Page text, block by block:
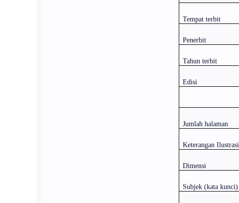
Tempat terbit
Penerbit
Tahun terbit
Edisi
Jumlah halaman
Keterangan Ilustrasi
Dimensi
Subjek (kata kunci)